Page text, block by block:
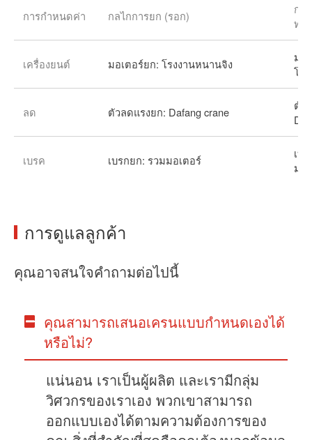
การกำหนดค่า กลไกการยก (รอก)
กล
ทา
เครื่องยนต์ มอเตอร์ยก: โรงงานหนานจิง
มอ
โร
ลด ตัวลดแรงยก: Dafang crane
ตัว
เบรค เบรกยก: รวมมอเตอร์
เบ
มอ
การดูแลลูกค้า
คุณอาจสนใจคำถามต่อไปนี้
คุณสามารถเสนอเครนแบบกำหนดเองได้
หรือไม่?
แน่นอน เราเป็นผู้ผลิต และเรามีกลุ่ม
วิศวกรของเราเอง พวกเขาสามารถ
ออกแบบเองได้ตามความต้องการของ